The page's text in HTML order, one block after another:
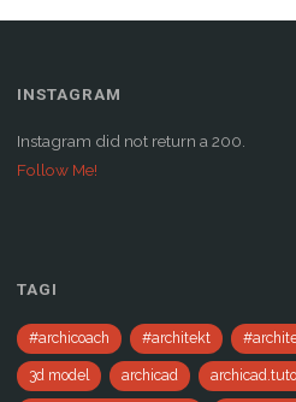
INSTAGRAM
Instagram did not return a 200.
Follow Me!
TAGI
#archicoach #architekt
3d model archicad